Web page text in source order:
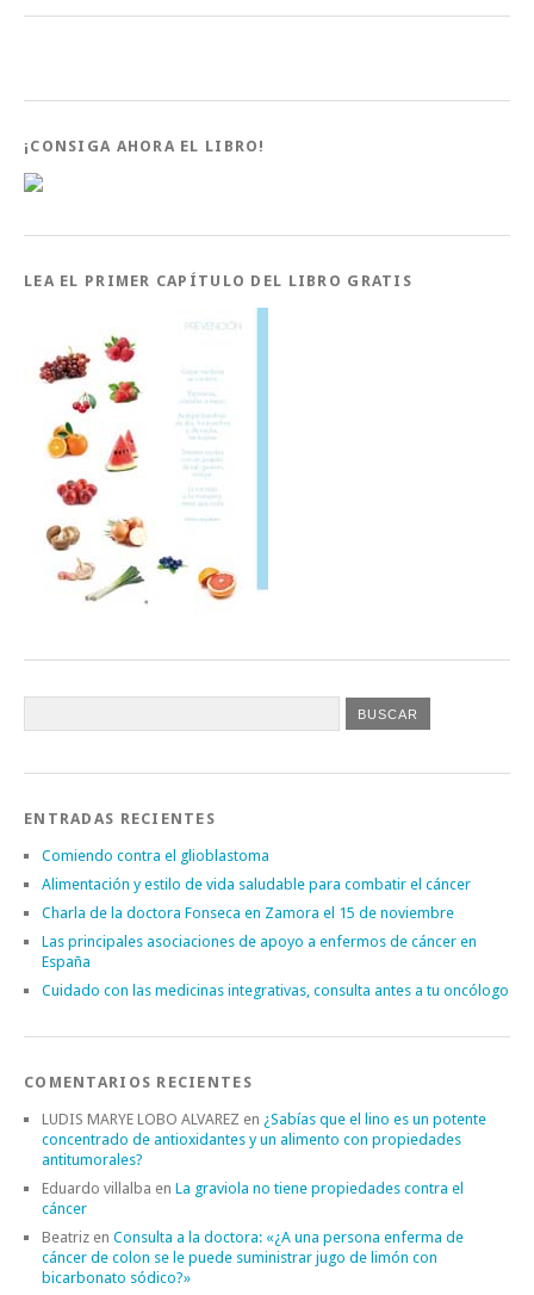
¡CONSIGA AHORA EL LIBRO!
LEA EL PRIMER CAPÍTULO DEL LIBRO GRATIS
ENTRADAS RECIENTES
Comiendo contra el glioblastoma
Alimentación y estilo de vida saludable para combatir el cáncer
Charla de la doctora Fonseca en Zamora el 15 de noviembre
Las principales asociaciones de apoyo a enfermos de cáncer en
España
Cuidado con las medicinas integrativas, consulta antes a tu oncólogo
COMENTARIOS RECIENTES
LUDIS MARYE LOBO ALVAREZ en ¿Sabías que el lino es un potente
concentrado de antioxidantes y un alimento con propiedades
antitumorales?
Eduardo villalba en La graviola no tiene propiedades contra el
cáncer
Beatriz en Consulta a la doctora: «¿A una persona enferma de
cáncer de colon se le puede suministrar jugo de limón con
bicarbonato sódico?»